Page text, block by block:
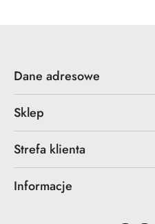
Dane adresowe
Sklep
Strefa klienta
Informacje